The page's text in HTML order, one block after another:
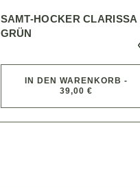
SAMT-HOCKER CLARISSA
GRÜN
IN DEN WARENKORB -
39,00 €